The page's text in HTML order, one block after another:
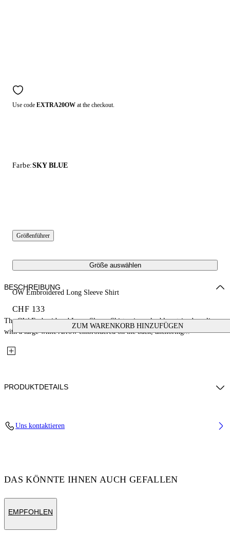
Use code EXTRA20OW at the checkout.
Farbe:SKY BLUE
Größenführer
Größe auswählen
OW Embroidered Long Sleeve Shirt
CHF 133
ZUM WARENKORB HINZUFÜGEN
BESCHREIBUNG
The OW Embroidered Long-Sleeve Shirt pairs a sky blue striped poplin
with a large white Arrow embroidered on the back, anchoring...
PRODUKTDETAILS
Uns kontaktieren
DAS KÖNNTE IHNEN AUCH GEFALLEN
EMPFOHLEN